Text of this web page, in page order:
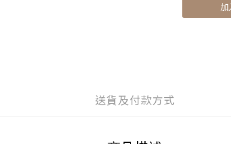
加
送貨及付款方式